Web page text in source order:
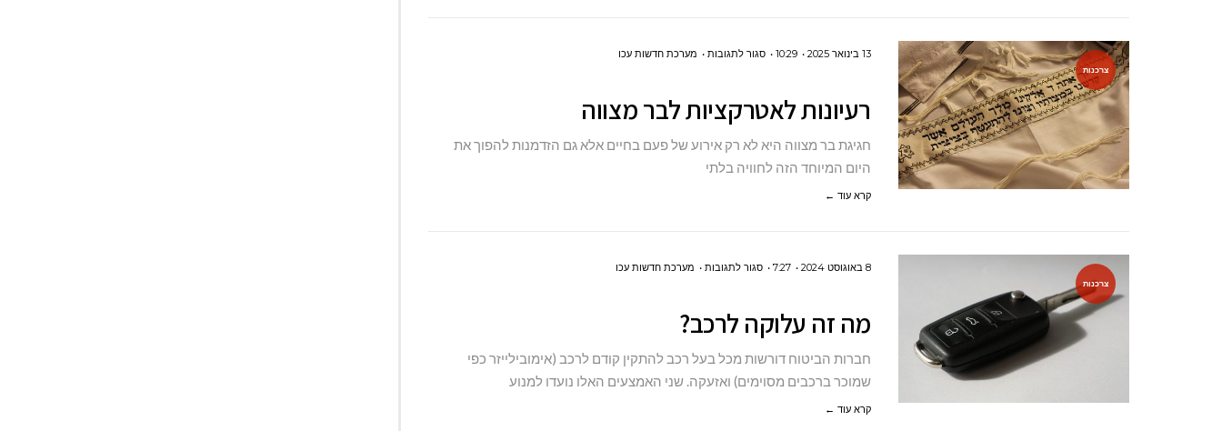
צרכנות
13 בינואר 2025 10:29 סגור לתגובותעל
לאטרקציות
מערכת חדשות עכו
רעיונות לאטרקציות לבר מצווה
חגיגת בר מצווה היא לא רק אירוע של פעם בחיים אלא גם הזדמנות להפוך את
היום המיוחד הזה לחוויה בלתי
קרא עוד ←
צרכנות
8 באוגוסט 2024 7:27 סגור לתגובותעל
זה
מערכת חדשות עכו
מה זה עלוקה לרכב?
חברות הביטוח דורשות מכל בעל רכב להתקין קודם לרכב (אימובילייזר כפי
שמוכר ברכבים מסוימים) ואזעקה. שני האמצעים האלו נועדו למנוע
קרא עוד ←